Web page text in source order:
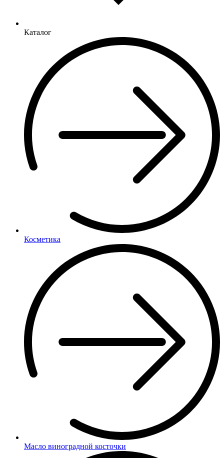
Каталог
Косметика
Масло виноградной косточки